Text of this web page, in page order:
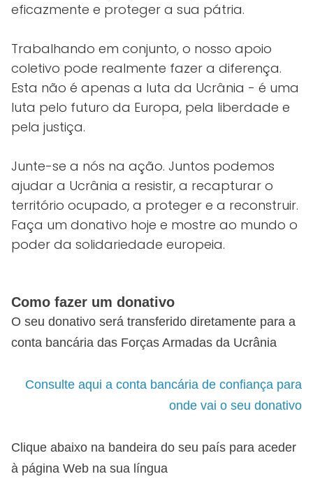
eficazmente e proteger a sua pátria.
Trabalhando em conjunto, o nosso apoio
coletivo pode realmente fazer a diferença.
Esta não é apenas a luta da Ucrânia - é uma
luta pelo futuro da Europa, pela liberdade e
pela justiça.
Junte-se a nós na ação. Juntos podemos
ajudar a Ucrânia a resistir, a recapturar o
território ocupado, a proteger e a reconstruir.
Faça um donativo hoje e mostre ao mundo o
poder da solidariedade europeia.
Como fazer um donativo
O seu donativo será transferido diretamente para a
conta bancária das Forças Armadas da Ucrânia
Consulte aqui a conta bancária de confiança para
onde vai o seu donativo
Clique abaixo na bandeira do seu país para aceder
à página Web na sua língua